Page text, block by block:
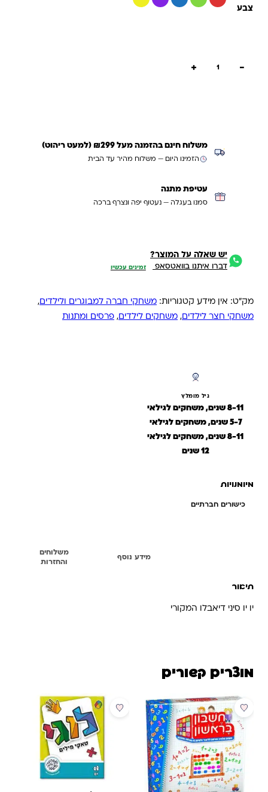
צבע
משלוח חינם בהזמנה מעל ₪299 (למעט ריהוט)
הזמינו היום — משלוח מהיר עד הבית
עטיפת מתנה
סמנו בעגלה — נעטוף יפה ונצרף ברכה
יש שאלה על המוצר?
דברו איתנו בוואטסאפ זמינים עכשיו
מק"ט:אין מידע קטגוריות:משחקי חברה למבוגרים ולילדים,
משחקי חצר לילדים,משחקים לילדים,פרסים ומתנות
גיל מומלץ
8-11 שנים, משחקים לגילאי
5-7 שנים, משחקים לגילאי
8-11 שנים, משחקים לגילאי
מיומנויות
כישורים חברתיים
מידע נוסף
משלוחים
והחזרות
תיאור
יו יו סיני דיאבלו המקורי
מוצרים קשורים
מבצע